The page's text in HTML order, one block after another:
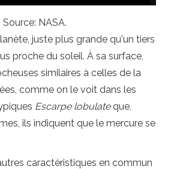
NASA.
juste plus grande qu'un tiers
proche du soleil. À sa surface,
similaires à celles de la
comme on le voit dans les
Escarpe lobulateque,
ils indiquent que le mercure se
caractéristiques en commun